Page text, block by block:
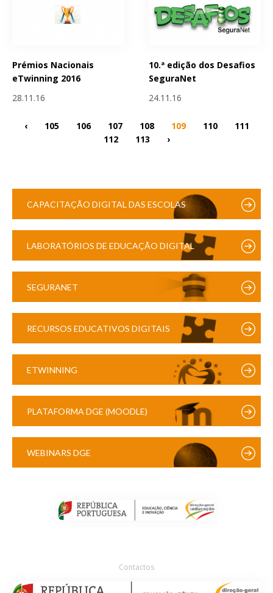
Prémios Nacionais
eTwinning 2016
28.11.16
10.ª edição dos Desafios
SeguraNet
24.11.16
‹ 105 106 107 108 109 110
111
112
113 ›
CAPACITAÇÃO DIGITAL DAS ESCOLAS
LABORATÓRIOS DE EDUCAÇÃO DIGITAL
SEGURANET
RECURSOS EDUCATIVOS DIGITAIS
ETWINNING
PLATAFORMA DGE (MOODLE)
WEBINARS DGE
Contactos